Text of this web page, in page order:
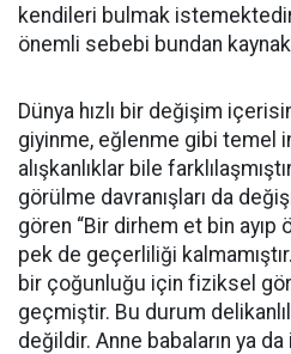
kendileri bulmak
önemli sebebi bundan
Dünya hızlı bir değişim
giyinme, eğlenme gibi temel
alışkanlıklar bile
görülme davranışları da
gören “Bir dirhem et bin ayıp
pek de geçerliliği
bir çoğunluğu için fiziksel
geçmiştir. Bu durum
değildir. Anne babaların ya